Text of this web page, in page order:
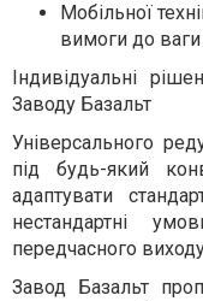
Мобільної
вимоги до ваги
Індивідуальні
Заводу Базальт
Універсального
під будь-який
адаптувати
нестандартні
передчасного
Завод Базальт